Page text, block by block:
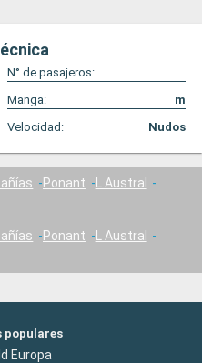
N° de pasajeros:
Manga:
m
Velocidad: Nudos
Ponant
L Austral
Ponant
L Austral
populares
Europa